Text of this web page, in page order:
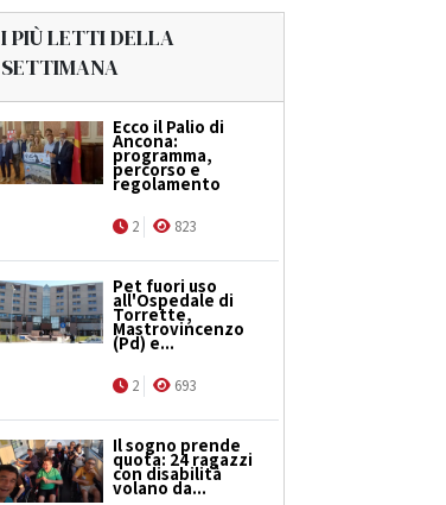
I PIÙ LETTI DELLA
SETTIMANA
Ecco il Palio di
Ancona:
programma,
percorso e
regolamento
2 823
Pet fuori uso
all'Ospedale di
Torrette,
Mastrovincenzo
(Pd) e...
2 693
Il sogno prende
quota: 24 ragazzi
con disabilità
volano da...